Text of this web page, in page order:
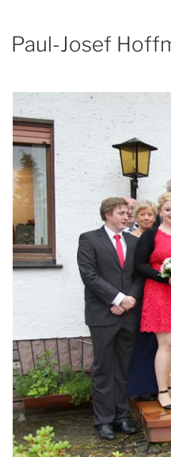
Paul-Josef